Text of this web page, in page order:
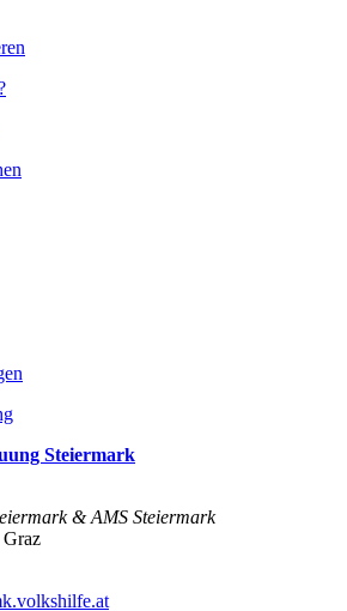
Steiermark
& AMS Steiermark